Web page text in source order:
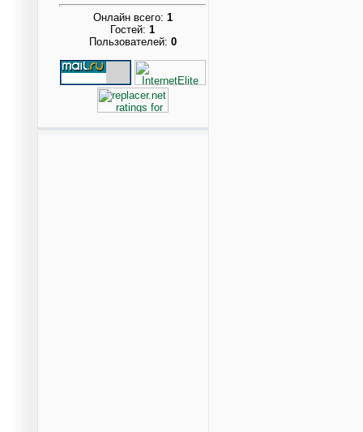
Онлайн всего: 1
Гостей: 1
Пользователей: 0